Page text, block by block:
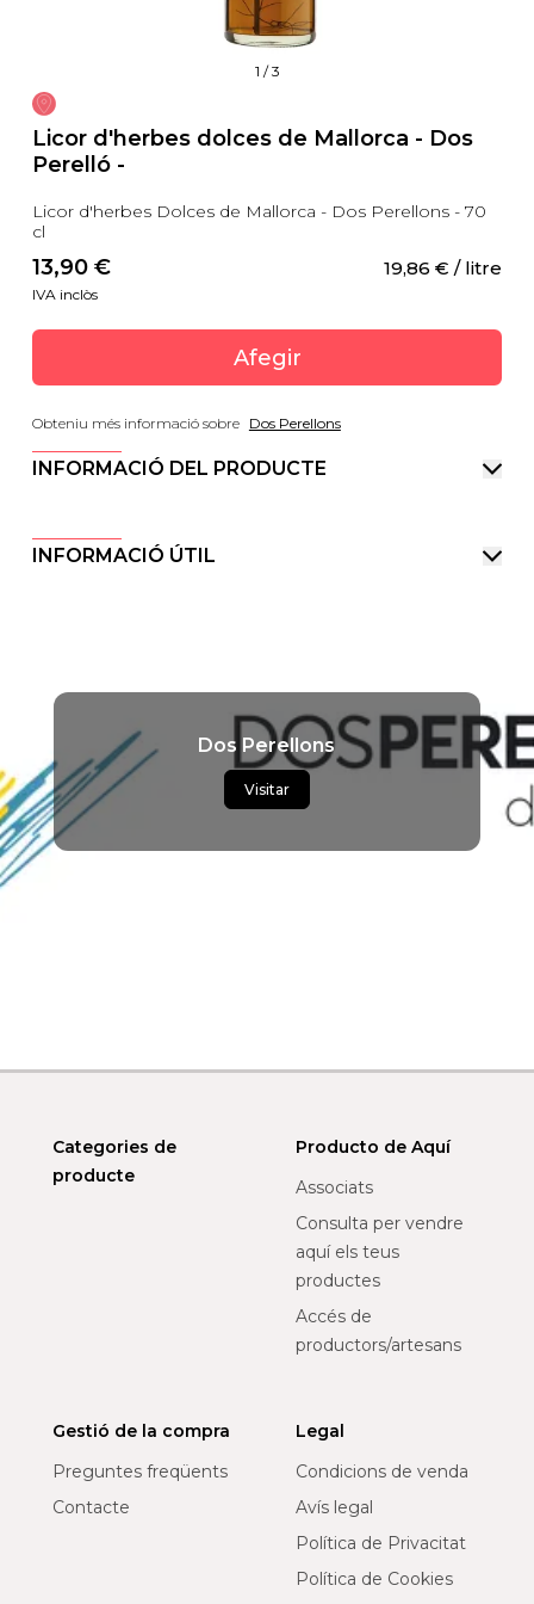
1 /3
Licor d'herbes dolces de Mallorca - Dos
Perelló -
Licor d'herbes Dolces de Mallorca - Dos Perellons - 70
cl
13,90 € 19,86 € / litre
IVA inclòs
Afegir
Obteniu més informació sobre Dos Perellons
INFORMACIÓ DEL PRODUCTE
INFORMACIÓ ÚTIL
Dos Perellons
Visitar
Categories de
producte
Producto de Aquí
Associats
Consulta per vendre
aquí els teus
productes
Accés de
productors/artesans
Gestió de la compra
Preguntes freqüents
Contacte
Legal
Condicions de venda
Avís legal
Política de Privacitat
Política de Cookies